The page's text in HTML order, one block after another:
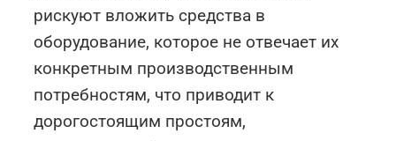
рискуют вложить средства в
оборудование, которое не отвечает их
конкретным производственным
потребностям, что приводит к
дорогостоящим простоям,